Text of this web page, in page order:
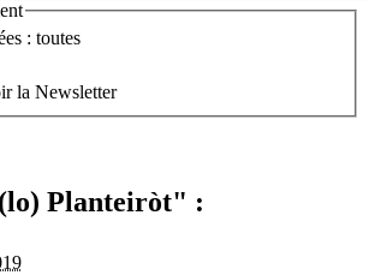
: toutes
la Newsletter
Planteiròt" :